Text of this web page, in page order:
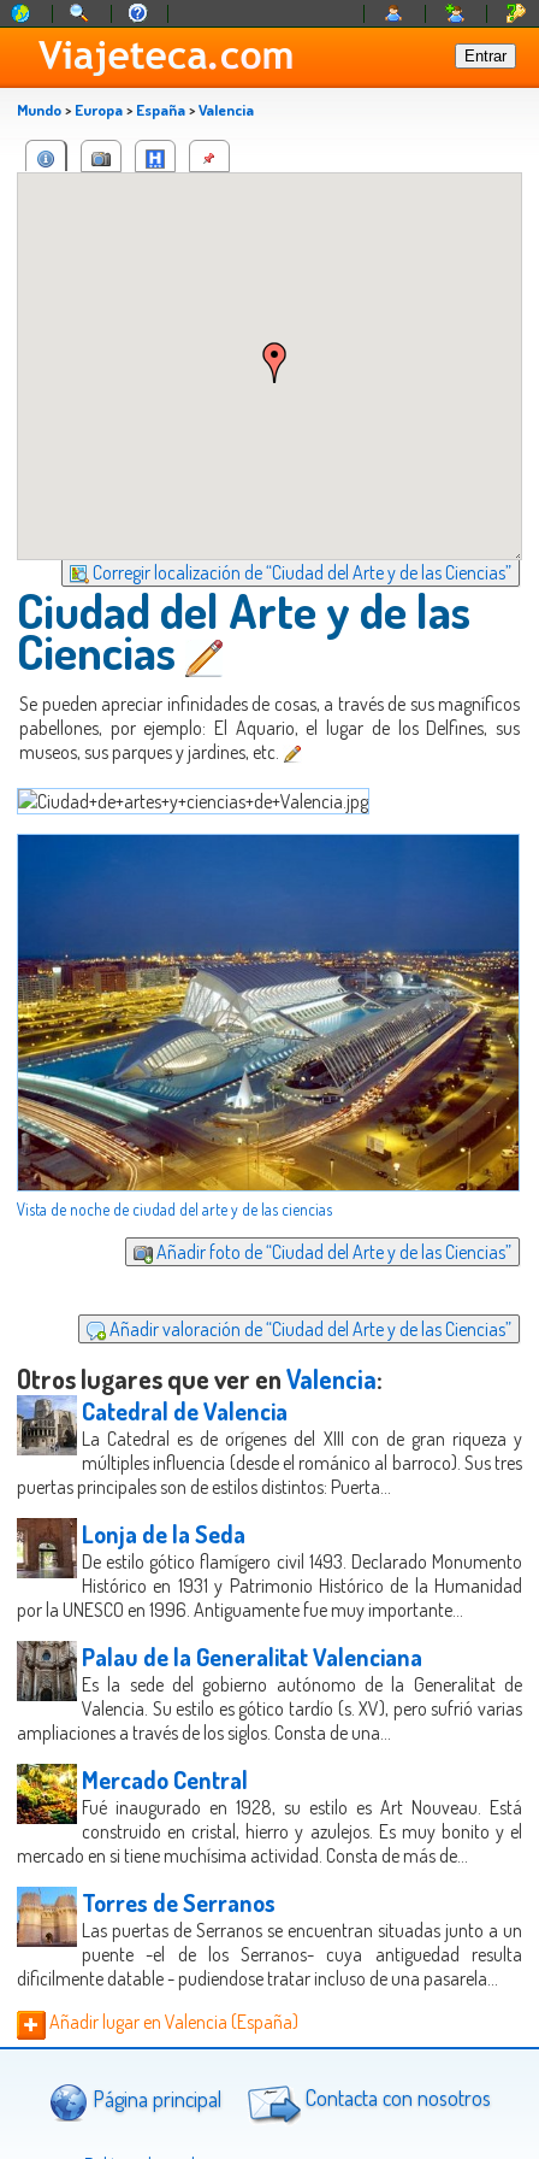
Mundo> Europa> España>Valencia
Corregir localización de “Ciudad del Arte y de las Ciencias”
Ciudad del Arte y de las
Ciencias
Se pueden apreciar infinidades de cosas, a través de sus magníficos
pabellones, por ejemplo: El Aquario, el lugar de los Delfines, sus
museos, sus parques y jardines, etc.
Vista de noche de ciudad del arte y de las ciencias
Añadir foto de “Ciudad del Arte y de las Ciencias”
Añadir valoración de “Ciudad del Arte y de las Ciencias”
Otros lugares que ver enValencia:
Catedral de Valencia
La Catedral es de orígenes del XIII con de gran riqueza y
múltiples influencia (desde el románico al barroco). Sus tres
puertas principales son de estilos distintos: Puerta...
Lonja de la Seda
De estilo gótico flamígero civil 1493. Declarado Monumento
Histórico en 1931 y Patrimonio Histórico de la Humanidad
por la UNESCO en 1996. Antiguamente fue muy importante...
Palau de la Generalitat Valenciana
Es la sede del gobierno autónomo de la Generalitat de
Valencia. Su estilo es gótico tardío (s. XV), pero sufrió varias
ampliaciones a través de los siglos. Consta de una...
Mercado Central
Fué inaugurado en 1928, su estilo es Art Nouveau. Está
construido en cristal, hierro y azulejos. Es muy bonito y el
mercado en si tiene muchísima actividad. Consta de más de...
Torres de Serranos
Las puertas de Serranos se encuentran situadas junto a un
puente -el de los Serranos- cuya antiguedad resulta
dificilmente datable - pudiendose tratar incluso de una pasarela...
Añadir lugar en Valencia (España)
Página principal Contacta con nosotros